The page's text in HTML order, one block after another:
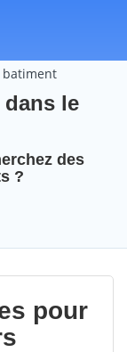
batiment
le
des
?
pour